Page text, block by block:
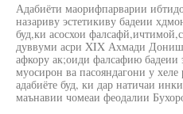
Адабиёти маорифпарварии
назариву эстетикиву бадеии
буд,ки асосхои
дуввуми асри XIX Ахмади Дониш
афкору ак;оиди фалсафию
муосирон ва пасояндагони у
адабиёте буд, ки дар натичаи
маънавии чомеаи феодалии